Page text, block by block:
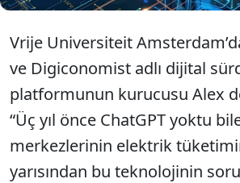
Vrije Universiteit
ve Digiconomist adlı dijital
platformunun kurucusu Alex
“Üç yıl önce ChatGPT yoktu
merkezlerinin elektrik
yarısından bu teknolojinin